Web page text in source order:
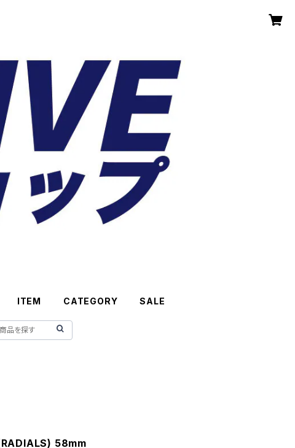
ITEM CATEGORY SALE
58mm